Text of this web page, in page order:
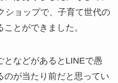
ショップで、子育て世代の
とができました。
となどがあるとLINEで愚
のが当たり前だと思ってい